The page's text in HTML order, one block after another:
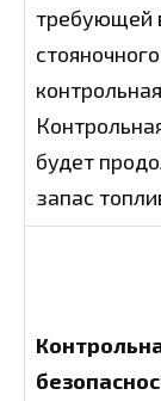
требующей
будет
запас